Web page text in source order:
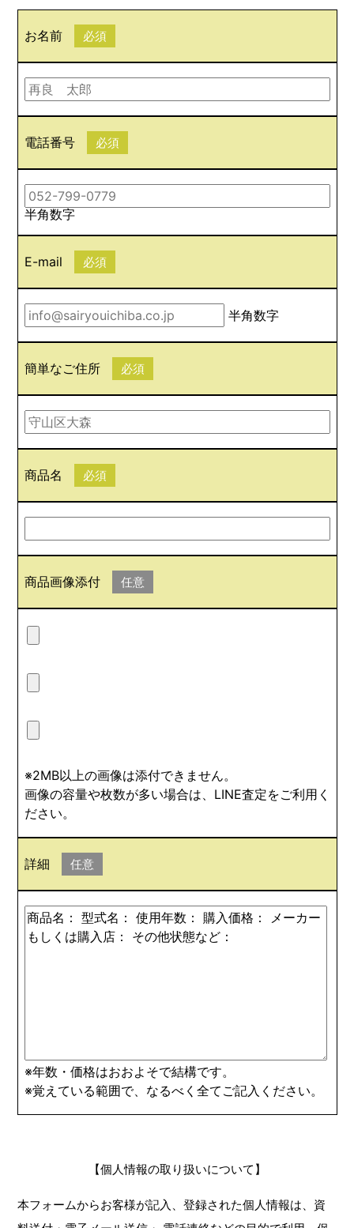
お名前 必須
電話番号 必須
半角数字
E-mail 必須
半角数字
簡単なご住所 必須
商品名 必須
商品画像添付 任意
※2MB以上の画像は添付できません。
画像の容量や枚数が多い場合は、LINE査定をご利用く
ださい。
詳細 任意
※年数・価格はおおよそで結構です。
※覚えている範囲で、なるべく全てご記入ください。
【個人情報の取り扱いについて】
本フォームからお客様が記入、登録された個人情報は、資